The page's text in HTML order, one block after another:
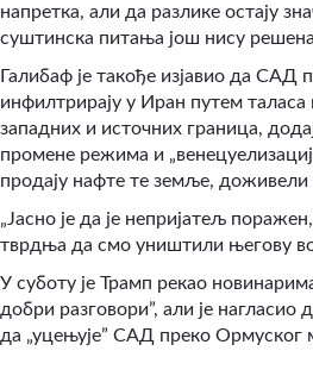
напретка, али да разлике остају
суштинска питања још нису
Галибаф је такође изјавио да САД
инфилтрирају у Иран путем
западних и источних граница,
промене режима и
продају нафте те земље, доживели
„Јасно је да је непријатељ
тврдња да смо уништили његову
У суботу је Трамп рекао
добри разговори”, али је
да „уцењује” САД преко Ормуског